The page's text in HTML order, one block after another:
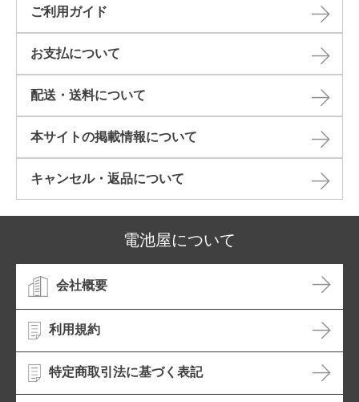
ご利用ガイド
お支払について
配送・送料について
本サイトの掲載情報について​
キャンセル・返品について​
電池屋について
会社概要
利用規約
特定商取引法に基づく表記